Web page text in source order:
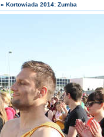
» Kortowiada 2014: Zumba